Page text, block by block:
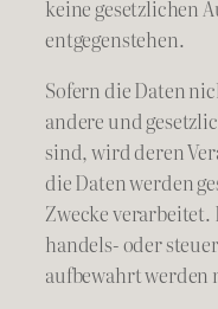
keine gesetzlichen
entgegenstehen.
Sofern die Daten
andere und
sind, wird deren
die Daten werden
Zwecke verarbeitet.
handels- oder
aufbewahrt werden